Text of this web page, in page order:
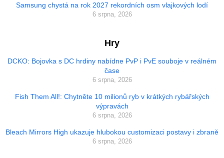
Samsung chystá na rok 2027 rekordních osm vlajkových lodí
6 srpna, 2026
Hry
DCKO: Bojovka s DC hrdiny nabídne PvP i PvE souboje v reálném
čase
6 srpna, 2026
Fish Them All!: Chytněte 10 milionů ryb v krátkých rybářských
výpravách
6 srpna, 2026
Bleach Mirrors High ukazuje hlubokou customizaci postavy i zbraně
6 srpna, 2026